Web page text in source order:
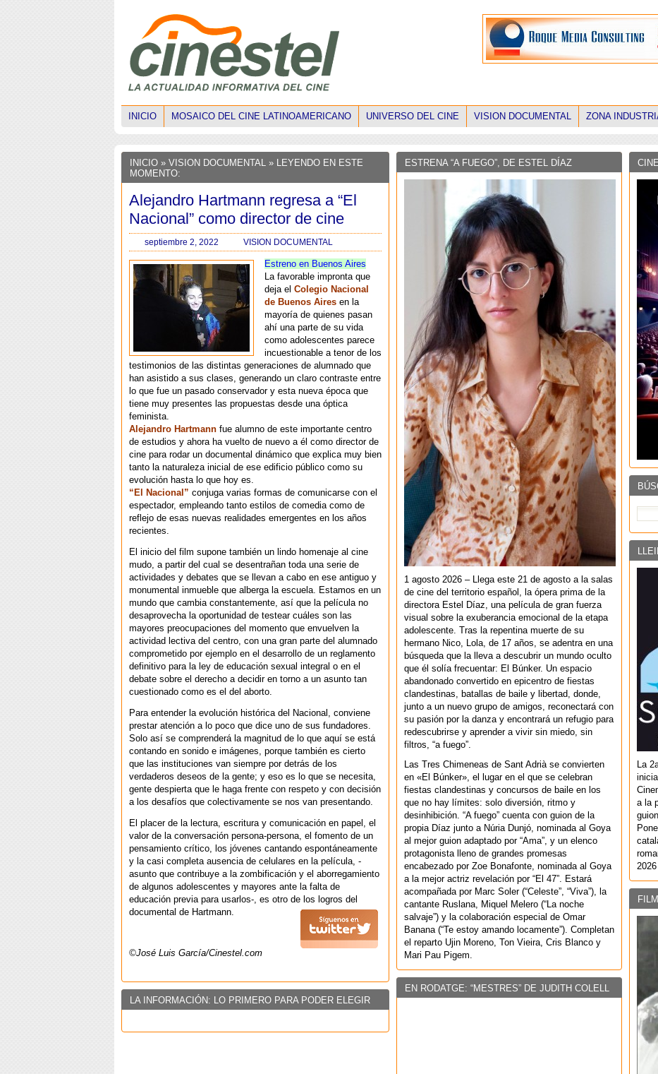
INICIO MOSAICO DEL CINE LATINOAMERICANO UNIVERSO DEL CINE VISION DOCUMENTAL ZONA
INICIO » VISION DOCUMENTAL » LEYENDO EN ESTE
MOMENTO:
Alejandro Hartmann regresa a “El
Nacional” como director de cine
septiembre 2, 2022 VISION DOCUMENTAL
Estreno en Buenos Aires
La favorable impronta que
deja el Colegio Nacional
de Buenos Aires en la
mayoría de quienes pasan
ahí una parte de su vida
como adolescentes parece
incuestionable a tenor de los
testimonios de las distintas generaciones de alumnado que
han asistido a sus clases, generando un claro contraste entre
lo que fue un pasado conservador y esta nueva época que
tiene muy presentes las propuestas desde una óptica
feminista.
Alejandro Hartmann fue alumno de este importante centro
de estudios y ahora ha vuelto de nuevo a él como director de
cine para rodar un documental dinámico que explica muy bien
tanto la naturaleza inicial de ese edificio público como su
evolución hasta lo que hoy es.
“El Nacional” conjuga varias formas de comunicarse con el
espectador, empleando tanto estilos de comedia como de
reflejo de esas nuevas realidades emergentes en los años
recientes.
El inicio del film supone también un lindo homenaje al cine
mudo, a partir del cual se desentrañan toda una serie de
actividades y debates que se llevan a cabo en ese antiguo y
monumental inmueble que alberga la escuela. Estamos en un
mundo que cambia constantemente, así que la película no
desaprovecha la oportunidad de testear cuáles son las
mayores preocupaciones del momento que envuelven la
actividad lectiva del centro, con una gran parte del alumnado
comprometido por ejemplo en el desarrollo de un reglamento
definitivo para la ley de educación sexual integral o en el
debate sobre el derecho a decidir en torno a un asunto tan
cuestionado como es el del aborto.
Para entender la evolución histórica del Nacional, conviene
prestar atención a lo poco que dice uno de sus fundadores.
Solo así se comprenderá la magnitud de lo que aquí se está
contando en sonido e imágenes, porque también es cierto
que las instituciones van siempre por detrás de los
verdaderos deseos de la gente; y eso es lo que se necesita,
gente despierta que le haga frente con respeto y con decisión
a los desafíos que colectivamente se nos van presentando.
El placer de la lectura, escritura y comunicación en papel, el
valor de la conversación persona-persona, el fomento de un
pensamiento crítico, los jóvenes cantando espontáneamente
y la casi completa ausencia de celulares en la película, -
asunto que contribuye a la zombificación y el aborregamiento
de algunos adolescentes y mayores ante la falta de
educación previa para usarlos-, es otro de los logros del
documental de Hartmann.
©José Luis García/Cinestel.com
LA INFORMACIÓN: LO PRIMERO PARA PODER ELEGIR
La
a la
ESTRENA “A FUEGO”, DE ESTEL DÍAZ
1 agosto 2026 – Llega este 21 de agosto a la salas
de cine del territorio español, la ópera prima de la
directora Estel Díaz, una película de gran fuerza
visual sobre la exuberancia emocional de la etapa
adolescente. Tras la repentina muerte de su
hermano Nico, Lola, de 17 años, se adentra en una
búsqueda que la lleva a descubrir un mundo oculto
que él solía frecuentar: El Búnker. Un espacio
abandonado convertido en epicentro de fiestas
clandestinas, batallas de baile y libertad, donde,
junto a un nuevo grupo de amigos, reconectará con
su pasión por la danza y encontrará un refugio para
redescubrirse y aprender a vivir sin miedo, sin
filtros, “a fuego”.
Las Tres Chimeneas de Sant Adrià se convierten
en «El Búnker», el lugar en el que se celebran
fiestas clandestinas y concursos de baile en los
que no hay límites: solo diversión, ritmo y
desinhibición. “A fuego” cuenta con guion de la
propia Díaz junto a Núria Dunjó, nominada al Goya
al mejor guion adaptado por “Ama”, y un elenco
protagonista lleno de grandes promesas
encabezado por Zoe Bonafonte, nominada al Goya
a la mejor actriz revelación por “El 47”. Estará
acompañada por Marc Soler (“Celeste”, “Viva”), la
cantante Ruslana, Miquel Melero (“La noche
salvaje”) y la colaboración especial de Omar
Banana (“Te estoy amando locamente”). Completan
el reparto Ujin Moreno, Ton Vieira, Cris Blanco y
Mari Pau Pigem.
EN RODATGE: “MESTRES” DE JUDITH COLELL